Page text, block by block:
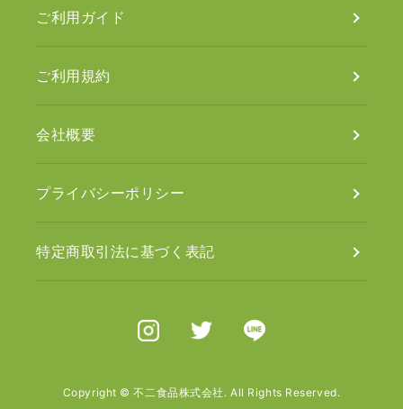
ご利用ガイド
ご利用規約
会社概要
プライバシーポリシー
特定商取引法に基づく表記
Instagram
Copyright © 不二食品株式会社. All Rights Reserved.